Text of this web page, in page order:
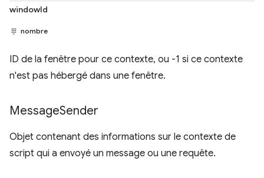
windowId
nombre
ID de la fenêtre pour ce contexte, ou -1 si ce contexte
n'est pas hébergé dans une fenêtre.
MessageSender
Objet contenant des informations sur le contexte de
script qui a envoyé un message ou une requête.